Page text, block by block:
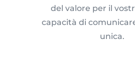
del valore per il
capacità di
unica.